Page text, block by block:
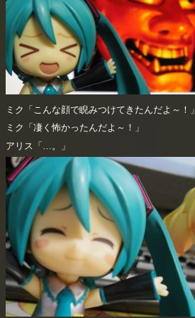
ミク「こんな顔で睨みつけてきたんだよ～！」
ミク「凄く怖かったんだよ～！」
アリス「…。」